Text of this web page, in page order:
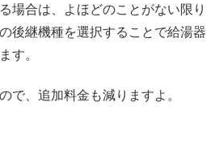
場合は、よほどのことがない限り
後継機種を選択することで給湯器
す。
で、追加料金も減りますよ。